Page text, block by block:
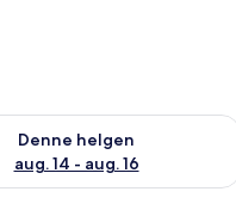
Denne helgen
aug. 14 - aug. 16
for denne helgen,